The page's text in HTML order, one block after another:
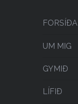
FORSÍÐA
UM MIG
GYMIÐ
LÍFIÐ